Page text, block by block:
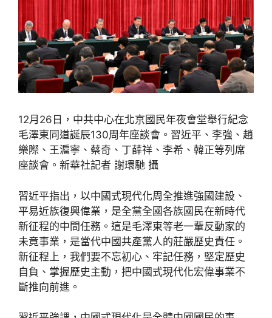
12月26日，中共中心在北京國民年夜會堂舉行紀念
毛澤東同道誕辰130周年座談會。習近平、李強、趙
樂際、王滬寧、蔡奇、丁薛祥、李希、韓正等列席
座談會。新華社記者 謝環馳 攝
習近平指出，以中國式現代化周全推進強國建設、
平易近族復興偉業，是全黨全國各族國民在新時代
新征程的中間任務。這是毛澤東等老一輩反動家的
未竟事業，是當代中國共產黨人的莊嚴歷史責任。
新征程上，我們要不忘初心、牢記任務，堅定歷史
自負、掌握歷史主動，把中國式現代化宏偉事業不
斷推向前進。